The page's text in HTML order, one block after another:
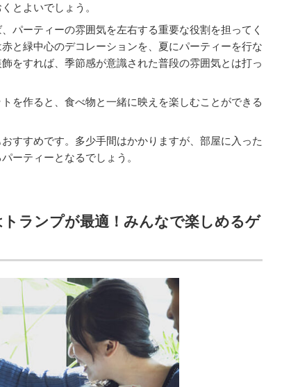
とよいでしょう。
パーティーの雰囲気を左右する重要な役割を担ってく
と緑中心のデコレーションを、夏にパーティーを行な
をすれば、季節感が意識された普段の雰囲気とは打っ
を作ると、食べ物と一緒に映えを楽しむことができる
すすめです。多少手間はかかりますが、部屋に入った
ーティーとなるでしょう。
ランプが最適！みんなで楽しめるゲ